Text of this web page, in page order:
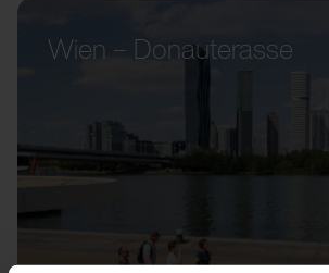
Wien – Donauterasse